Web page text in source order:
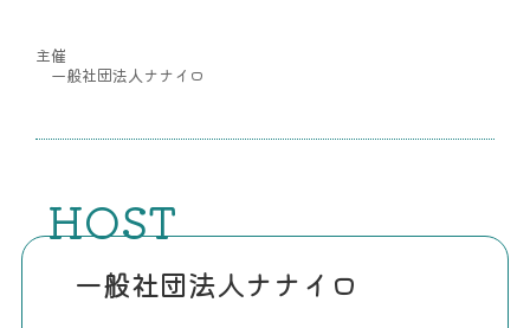
主催
一般社団法人ナナイロ
HOST
一般社団法人ナナイロ